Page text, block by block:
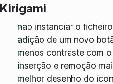
Kirigami
não instanciar o
adição de um novo
menos contraste com
inserção e remoção
melhor desenho do